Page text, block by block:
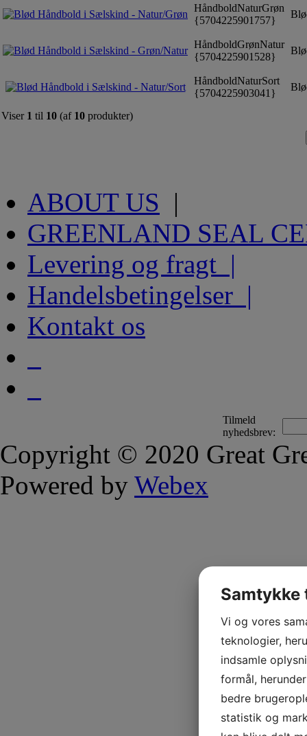
HåndboldNaturGrøn
{5704225901757}
HåndboldGrønNatur
{5704225901528}
HåndboldNaturSort
{5704225903041}
Viser 1 til 10 (af 10 produkter)
ABOUT US |
GREENLAND SEAL
Levering og fragt |
Handelsbetingelser |
Kontakt os
Tilmeld
nyhedsbrev:
Copyright © 2020 Great
Powered by Webex
Vi og vores
teknologier,
indsamle
formål,
bedre
statistik og